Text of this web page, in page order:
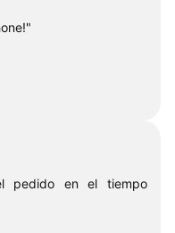
pedido en el tiempo